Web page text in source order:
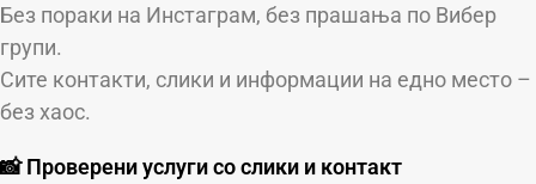
Без пораки на Инстаграм, без прашања по Вибер
групи.
Сите контакти, слики и информации на едно место –
без хаос.
📸 Проверени услуги со слики и контакт